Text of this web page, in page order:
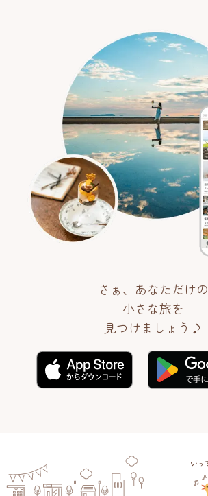
さぁ、あなただけの
小さな旅を
見つけましょう♪